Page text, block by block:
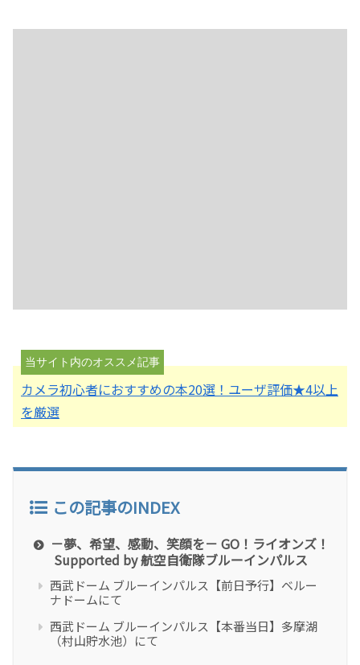
カメラ初心者におすすめの本20選！ユーザ評価★4以上
を厳選
この記事のINDEX
－夢、希望、感動、笑顔を－ GO！ライオンズ！
Supported by 航空自衛隊ブルーインパルス
西武ドーム ブルーインパルス【前日予行】ベルー
ナドームにて
西武ドーム ブルーインパルス【本番当日】多摩湖
（村山貯水池）にて